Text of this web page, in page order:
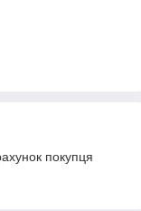
покупця